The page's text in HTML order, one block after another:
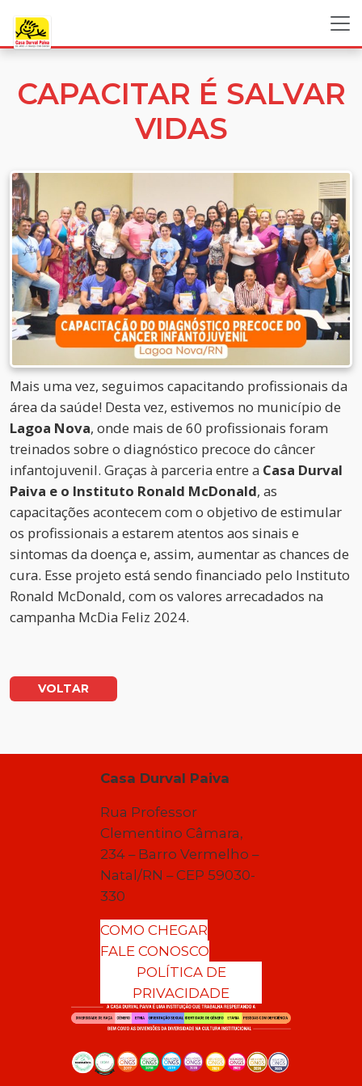
CAPACITAR É SALVAR
VIDAS
Mais uma vez, seguimos capacitando profissionais da
área da saúde! Desta vez, estivemos no município de
Lagoa Nova, onde mais de 60 profissionais foram
treinados sobre o diagnóstico precoce do câncer
infantojuvenil. Graças à parceria entre a Casa Durval
Paiva e o Instituto Ronald McDonald, as
capacitações acontecem com o objetivo de estimular
os profissionais a estarem atentos aos sinais e
sintomas da doença e, assim, aumentar as chances de
cura. Esse projeto está sendo financiado pelo Instituto
Ronald McDonald, com os valores arrecadados na
campanha McDia Feliz 2024.
VOLTAR
Casa Durval Paiva
Rua Professor
Clementino Câmara,
234 – Barro Vermelho –
Natal/RN – CEP 59030-
330
COMO CHEGAR
FALE CONOSCO
POLÍTICA DE
PRIVACIDADE